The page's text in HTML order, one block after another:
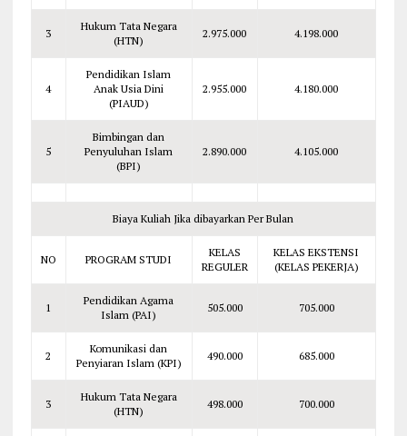
3
Hukum Tata Negara
(HTN)
2.975.000 4.198.000
4
Pendidikan Islam
Anak Usia Dini
(PIAUD)
2.955.000 4.180.000
5
Bimbingan dan
Penyuluhan Islam
(BPI)
2.890.000 4.105.000
Biaya Kuliah Jika dibayarkan Per Bulan
NO PROGRAM STUDI
KELAS
REGULER
KELAS EKSTENSI
(KELAS PEKERJA)
1
Pendidikan Agama
Islam (PAI)
505.000 705.000
2
Komunikasi dan
Penyiaran Islam (KPI)
490.000 685.000
3
Hukum Tata Negara
(HTN)
498.000 700.000